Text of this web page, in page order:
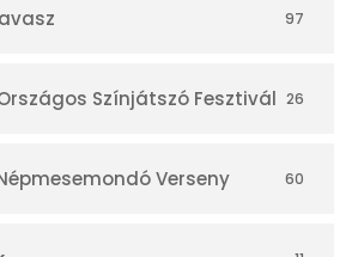
97
Színjátszó Fesztivál 26
Verseny 60